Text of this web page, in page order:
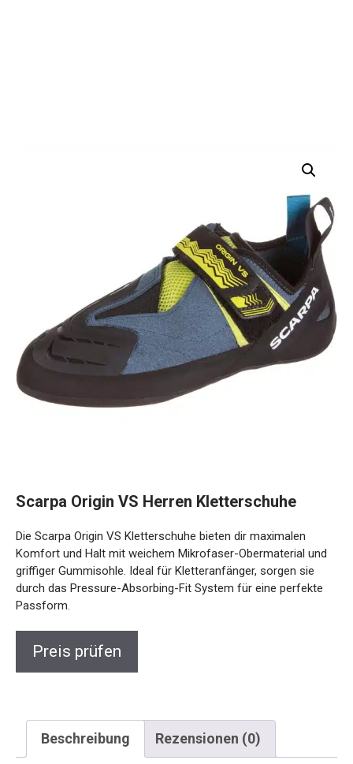
Komfort und Halt mit weichem Mikrofaser-Obermaterial
und griffiger Gummisohle. Ideal für Kletteranfänger, sorgen
sie durch das Pressure-Absorbing-Fit System für eine
perfekte Passform.
Beschreibung Rezensionen (0)